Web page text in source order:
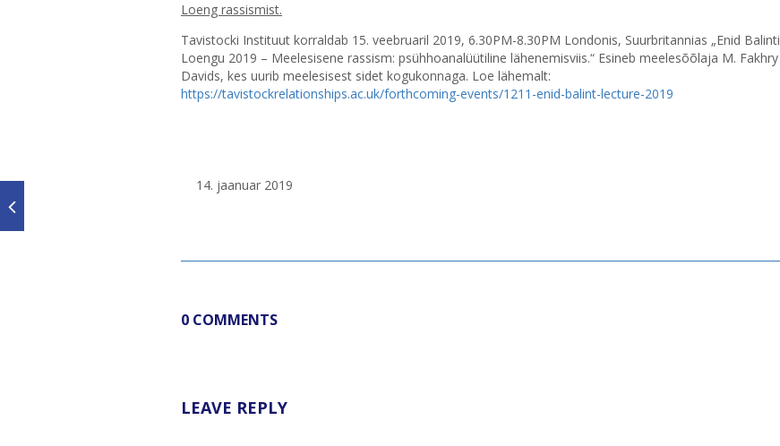
Loeng rassismist.
Tavistocki Instituut korraldab 15. veebruaril 2019, 6.30PM-8.30PM Londonis, Suurbritannias „Enid Balinti
Loengu 2019 – Meelesisene rassism: psühhoanalüütiline lähenemisviis.“ Esineb meelesõõlaja M. Fakhry
Davids, kes uurib meelesisest sidet kogukonnaga. Loe lähemalt:
https://tavistockrelationships.ac.uk/forthcoming-events/1211-enid-balint-lecture-2019
jaanuar 2019
0 COMMENTS
LEAVE REPLY